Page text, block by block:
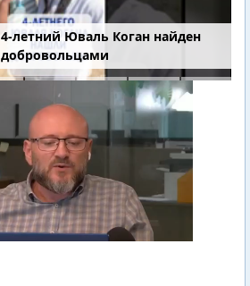
4-летний Юваль Коган найден
добровольцами